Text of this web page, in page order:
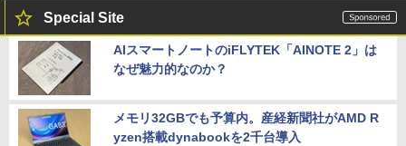
Special Site
AIスマートノートのiFLYTEK「AINOTE 2」は
なぜ魅力的なのか？
メモリ32GBでも予算内。産経新聞社がAMD R
yzen搭載dynabookを2千台導入